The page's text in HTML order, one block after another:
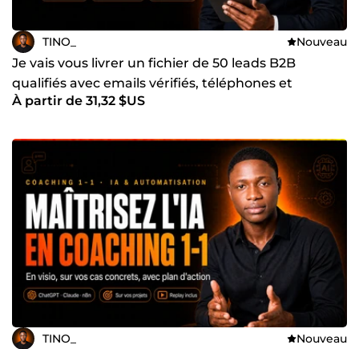
TINO_ Nouveau
Je vais vous livrer un fichier de 50 leads B2B
qualifiés avec emails vérifiés, téléphones et
LinkedIn
À partir de 31,32 $US
TINO_ Nouveau